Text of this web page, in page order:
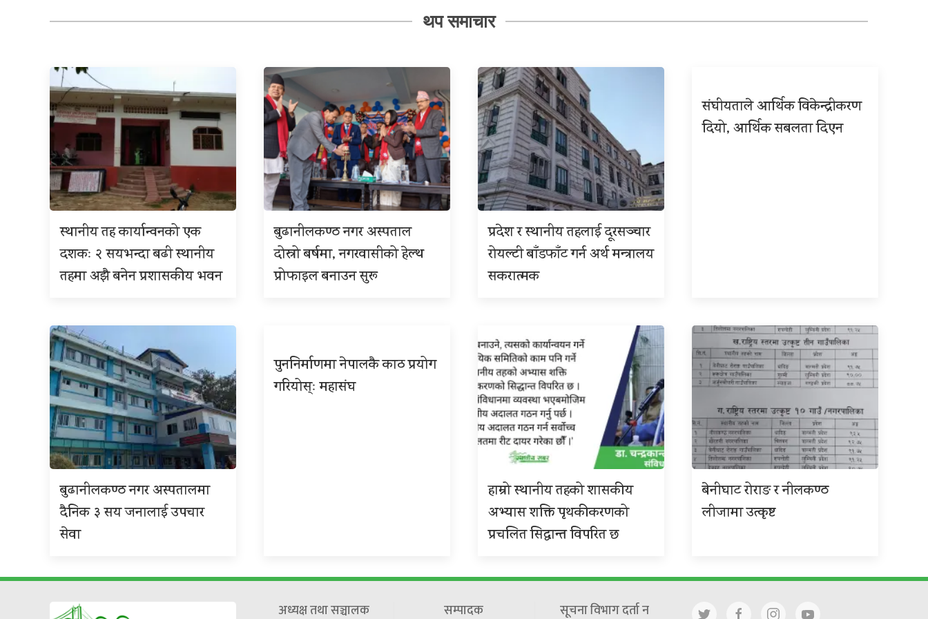
थप समाचार
स्थानीय तह कार्यान्वनको एक
दशकः २ सयभन्दा बढी स्थानीय
तहमा अझै बनेन प्रशासकीय भवन
बुढानीलकण्ठ नगर अस्पताल
दोस्रो बर्षमा, नगरवासीको हेल्थ
प्रोफाइल बनाउन सुरू
प्रदेश र स्थानीय तहलाई दूरसञ्चार
रोयल्टी बाँडफाँट गर्न अर्थ मन्त्रालय
सकरात्मक
संघीयताले आर्थिक विकेन्द्रीकरण
दियो, आर्थिक सबलता दिएन
बुढानीलकण्ठ नगर अस्पतालमा
दैनिक ३ सय जनालाई उपचार
सेवा
पुननिर्माणमा नेपालकै काठ प्रयोग
गरियोस्ः महासंघ
हाम्रो स्थानीय तहको शासकीय
अभ्यास शक्ति पृथकीकरणको
प्रचलित सिद्धान्त विपरित छ
बेनीघाट रोराङ र नीलकण्ठ
लीजामा उत्कृष्ट
अध्यक्ष तथा सञ्चालक सम्पादक सूचना विभाग दर्ता न